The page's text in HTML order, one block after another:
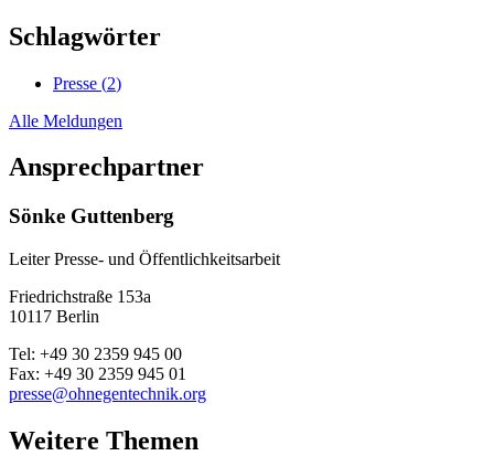
Schlagwörter
Presse (2)
Alle Meldungen
Ansprechpartner
Sönke Guttenberg
Leiter Presse- und Öffentlichkeitsarbeit
Friedrichstraße 153a
10117 Berlin
Tel: +49 30 2359 945 00
Fax: +49 30 2359 945 01
presse@ohnegentechnik.org
Weitere Themen